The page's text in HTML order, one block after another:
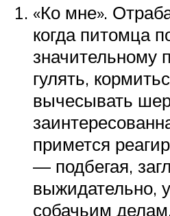
«Ко мне».
когда питомца
значительному
гулять,
вычесывать
примется
— подбегая,
выжидательно,
собачьим